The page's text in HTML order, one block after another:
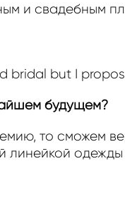
и свадебным
bridal but I
будущем?
то сможем
линейкой